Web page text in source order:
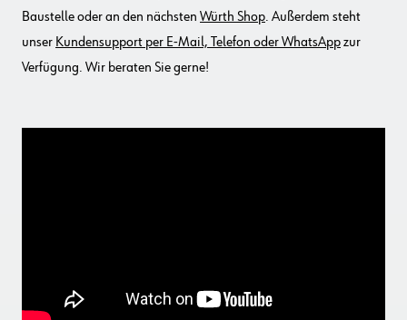
Baustelle oder an den nächsten Würth Shop. Außerdem steht
unser Kundensupport per E-Mail, Telefon oder WhatsAppzur
Verfügung. Wir beraten Sie gerne!